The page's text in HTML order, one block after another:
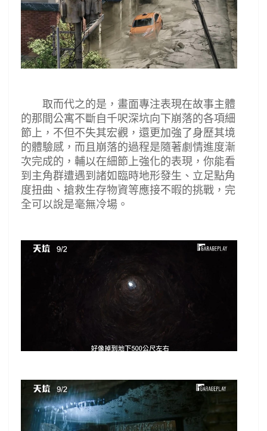
取而代之的是，畫面專注表現在故事主體
的那間公寓不斷自千呎深坑向下崩落的各項細
節上，不但不失其宏觀，還更加強了身歷其境
的體驗感，而且崩落的過程是隨著劇情進度漸
次完成的，輔以在細節上強化的表現，你能看
到主角群遭遇到諸如臨時地形發生 、立足點角
度扭曲、搶救生存物資等應接不暇的挑戰，完
全可以說是毫無冷場。